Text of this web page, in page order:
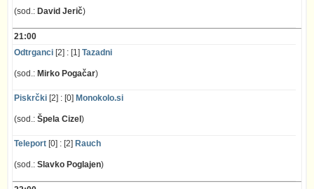
(sod.: David Jerič)
21:00
Odtrganci [2] : [1] Tazadni
(sod.: Mirko Pogačar)
Piskrčki [2] : [0] Monokolo.si
(sod.: Špela Cizel )
Teleport [0] : [2] Rauch
(sod.: Slavko Poglajen)